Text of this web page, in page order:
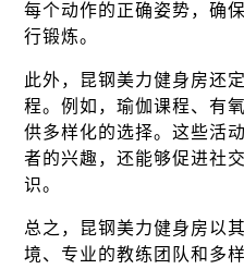
每个动作的正确姿势，确
行锻炼。
此外，昆钢美力健身房还
程。例如，瑜伽课程、有
供多样化的选择。这些活
者的兴趣，还能够促进社
识。
总之，昆钢美力健身房以
境、专业的教练团队和多